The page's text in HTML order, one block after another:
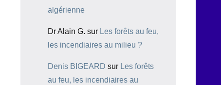
algérienne
Dr Alain G. sur Les forêts au feu,
les incendiaires au milieu ?
Denis BIGEARD sur Les forêts
au feu, les incendiaires au